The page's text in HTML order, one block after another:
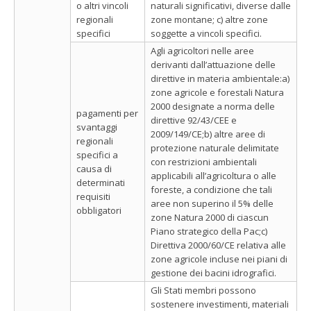
o altri vincoli
regionali
specifici
naturali significativi, diverse dalle
zone montane; c) altre zone
soggette a vincoli specifici.
pagamenti per
svantaggi
regionali
specifici a
causa di
determinati
requisiti
obbligatori
Agli agricoltori nelle aree
derivanti dall’attuazione delle
direttive in materia ambientale:a)
zone agricole e forestali Natura
2000 designate a norma delle
direttive 92/43/CEE e
2009/149/CE;b) altre aree di
protezione naturale delimitate
con restrizioni ambientali
applicabili all’agricoltura o alle
foreste, a condizione che tali
aree non superino il 5% delle
zone Natura 2000 di ciascun
Piano strategico della Pac;c)
Direttiva 2000/60/CE relativa alle
zone agricole incluse nei piani di
gestione dei bacini idrografici.
Gli Stati membri possono
sostenere investimenti, materiali